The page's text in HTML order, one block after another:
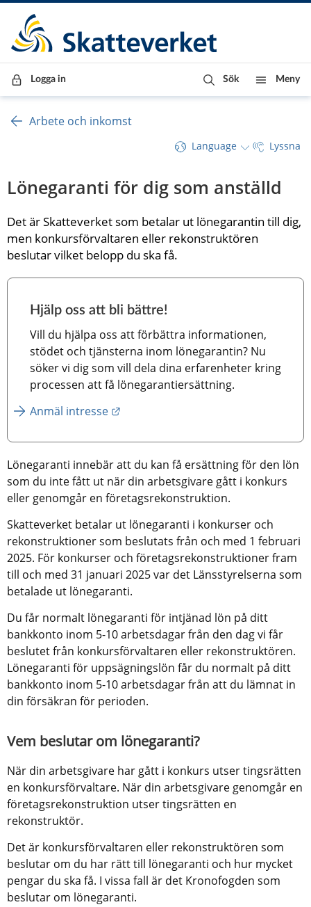
Till innehåll
Till navigationen
Till chattrobot
Logga in Sök Meny
Arbete och inkomst
Language Lyssna
Lönegaranti för dig som anställd
Det är Skatteverket som betalar ut lönegarantin till dig,
men konkursförvaltaren eller rekonstruktören
beslutar vilket belopp du ska få.
Hjälp oss att bli bättre!
Vill du hjälpa oss att förbättra informationen,
stödet och tjänsterna inom lönegarantin? Nu
söker vi dig som vill dela dina erfarenheter kring
processen att få lönegarantiersättning.
Anmäl intresse
Lönegaranti innebär att du kan få ersättning för den lön
som du inte fått ut när din arbetsgivare gått i konkurs
eller genomgår en företagsrekonstruktion.
Skatteverket betalar ut lönegaranti i konkurser och
rekonstruktioner som beslutats från och med 1 februari
2025. För konkurser och företagsrekonstruktioner fram
till och med 31 januari 2025 var det Länsstyrelserna som
betalade ut lönegaranti.
Du får normalt lönegaranti för intjänad lön på ditt
bankkonto inom 5-10 arbetsdagar från den dag vi får
beslutet från konkursförvaltaren eller rekonstruktören.
Lönegaranti för uppsägningslön får du normalt på ditt
bankkonto inom 5-10 arbetsdagar från att du lämnat in
din försäkran för perioden.
Vem beslutar om lönegaranti?
När din arbetsgivare har gått i konkurs utser tingsrätten
en konkursförvaltare. När din arbetsgivare genomgår en
företagsrekonstruktion utser tingsrätten en
rekonstruktör.
Det är konkursförvaltaren eller rekonstruktören som
beslutar om du har rätt till lönegaranti och hur mycket
pengar du ska få. I vissa fall är det Kronofogden som
beslutar om lönegaranti.